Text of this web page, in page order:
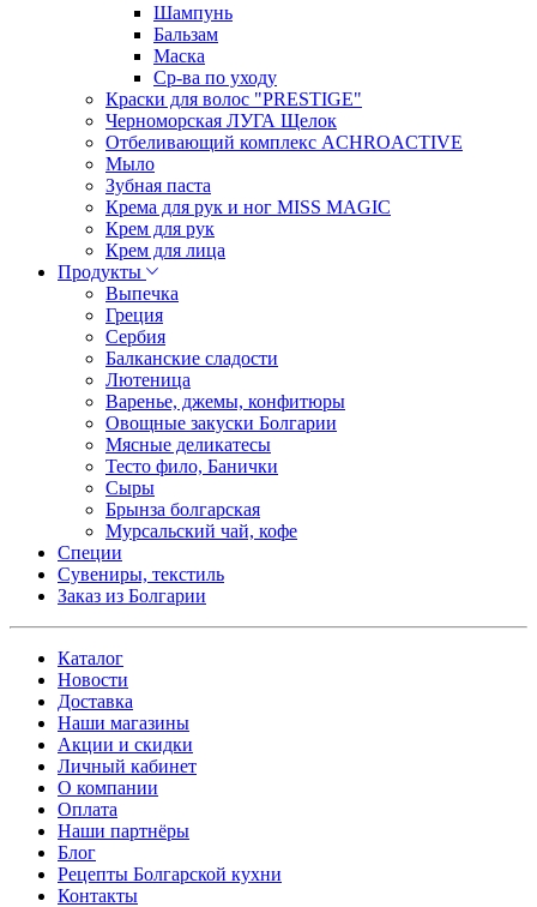
Шампунь
Бальзам
Маска
Ср-ва по уходу
Краски для волос "PRESTIGE"
Черноморская ЛУГА Щелок
Отбеливающий комплекс ACHROACTIVE
Мыло
Зубная паста
Крема для рук и ног MISS MAGIC
Крем для рук
Крем для лица
Продукты
Выпечка
Греция
Сербия
Балканские сладости
Лютеница
Варенье, джемы, конфитюры
Овощные закуски Болгарии
Мясные деликатесы
Тесто фило, Банички
Сыры
Брынза болгарская
Мурсальский чай, кофе
Специи
Сувениры, текстиль
Заказ из Болгарии
Каталог
Новости
Доставка
Наши магазины
Акции и скидки
Личный кабинет
О компании
Оплата
Наши партнёры
Блог
Рецепты Болгарской кухни
Контакты